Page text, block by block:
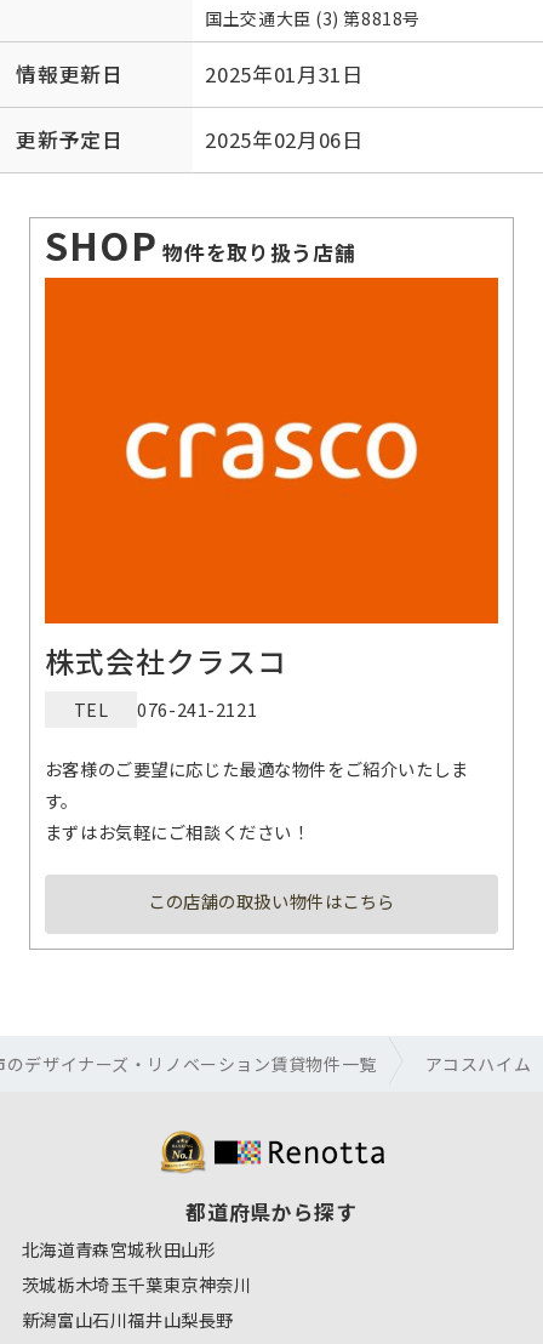
国土交通大臣 (3) 第8818号
情報更新日 2025年01月31日
更新予定日 2025年02月06日
SHOP 物件を取り扱う店舗
株式会社クラスコ
TEL 076-241-2121
お客様のご要望に応じた最適な物件をご紹介いたしま
す。
まずはお気軽にご相談ください！
この店舗の取扱い物件はこちら
のデザイナーズ・リノベーション賃貸物件一覧 アコスハイム
都道府県から探す
北海道青森宮城秋田山形
茨城栃木埼玉千葉東京神奈川
新潟富山石川福井山梨長野